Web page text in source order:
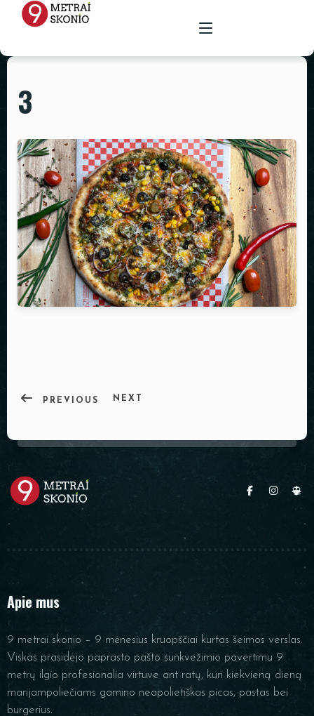
PAGRINDINIS
RENGINIŲ ERDVĖ
MAISTAS ŠVENTĖMS
MAITINIMAS VIETOJE
PARUOŠTAS MAISTAS ŠVENTĖMS
GALERIJA
KONTAKTAI
REKVIZITŲ NUOMA
STALAI
KĖDĖS
STALTIESĖS
VAZOS
ŽVAKIDĖS
3
PREVIOUS NEXT
Apie mus
9 metrai skonio – 9 mėnesius kruopščiai kurtas šeimos verslas.
Viskas prasidėjo paprasto pašto sunkvežimio pavertimu 9
metrų ilgio profesionalia virtuve ant ratų, kuri kiekvieną dieną
marijampoliečiams gamino neapolietiškas picas, pastas bei
burgerius.